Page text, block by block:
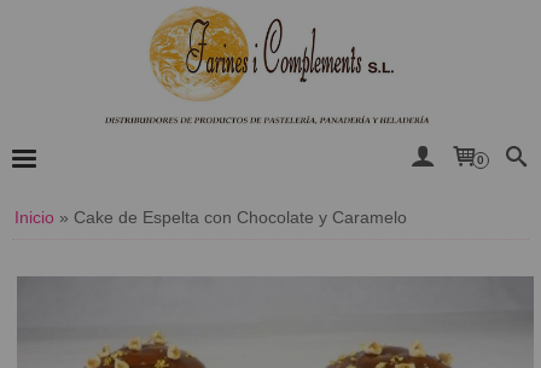
0
Inicio » Cake de Espelta con Chocolate y Caramelo